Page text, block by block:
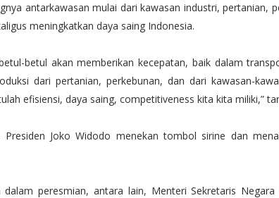
antarkawasan mulai dari kawasan industri, pertanian,
meningkatkan daya saing Indonesia.
betul akan memberikan kecepatan, baik dalam
dari pertanian, perkebunan, dan dari kawasan-
efisiensi, daya saing, competitiveness kita kita miliki,”
Joko Widodo menekan tombol sirine dan
dalam peresmian, antara lain, Menteri Sekretaris